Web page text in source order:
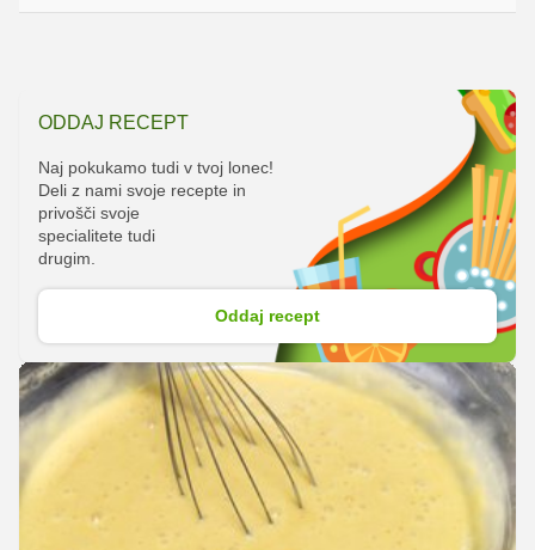
ODDAJ RECEPT
Naj pokukamo tudi v tvoj lonec!
Deli z nami svoje recepte in
privošči svoje
specialitete tudi
drugim.
Oddaj recept